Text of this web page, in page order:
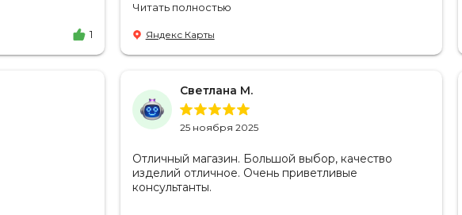
1
огромную услугу, договорилась с начальством,
чтобы продать мне серебряный шарм по цене
маркет плейса, а это гораздо выгоднее получается.
Бесплатно переплела мне браслет и вставила
Прошу премировать такую ценную сотрудницу 🙏.
Буду приходить за покупками ещё. Спасибо
большое.
Читать полностью
Яндекс Карты
Светлана М.
25 ноября 2025
Отличный магазин. Большой выбор, качество
изделий отличное. Очень приветливые
консультанты.